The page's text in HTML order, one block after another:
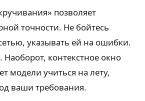
позволяет
точности. Не бойтесь
указывать ей на ошибки.
контекстное окно
модели учиться на лету,
ваши требования.